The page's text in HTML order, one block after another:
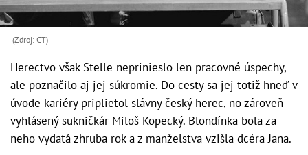
(Zdroj: CT)
Herectvo však Stelle neprinieslo len pracovné úspechy,
ale poznačilo aj jej súkromie. Do cesty sa jej totiž hneď v
úvode kariéry priplietol slávny český herec, no zároveň
vyhlásený sukničkár Miloš Kopecký. Blondínka bola za
neho vydatá zhruba rok a z manželstva vzišla dcéra Jana.